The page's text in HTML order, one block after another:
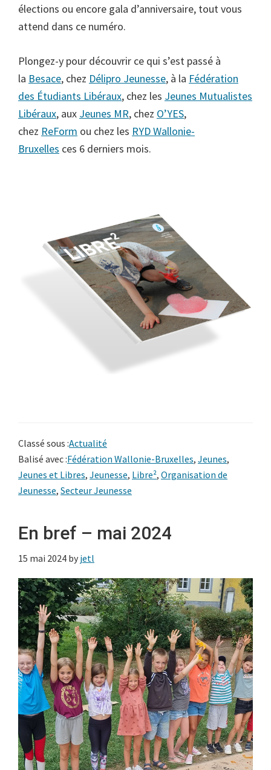
élections ou encore gala d’anniversaire, tout vous
attend dans ce numéro.
Plongez-y pour découvrir ce qui s’est passé à
la Besace, chez Délipro Jeunesse, à la Fédération
des Étudiants Libéraux, chez les Jeunes Mutualistes
Libéraux, aux Jeunes MR, chez O’YES,
chez ReForm ou chez les RYD Wallonie-
Bruxelles ces 6 derniers mois.
Classé sous :Actualité
Balisé avec :Fédération Wallonie-Bruxelles, Jeunes,
Jeunes et Libres, Jeunesse, Libre², Organisation de
Jeunesse, Secteur Jeunesse
En bref – mai 2024
15 mai 2024 by jetl